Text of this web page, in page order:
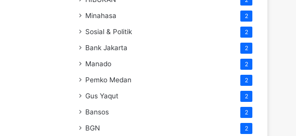
Minahasa 2
Sosial & Politik 2
Bank Jakarta 2
Manado 2
Pemko Medan 2
Gus Yaqut 2
Bansos 2
BGN 2